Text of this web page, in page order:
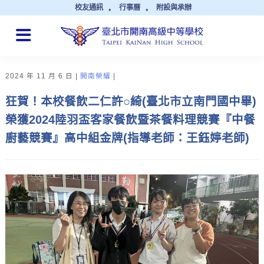
校友通訊 行事曆 附設與承辦
QUICK LINKS
2024 年 11 月 6 日 開南榮耀
狂賀！本校餐飲二仁許○綺(臺北市立南門國中畢)
榮獲2024陸羽盃客家餐飲暨茶餐料理競賽『中餐
廚藝競賽』高中組金牌(指導老師：王鈺婷老師)